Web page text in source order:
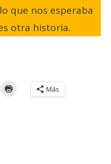
que nos esperaba
otra historia.
Más